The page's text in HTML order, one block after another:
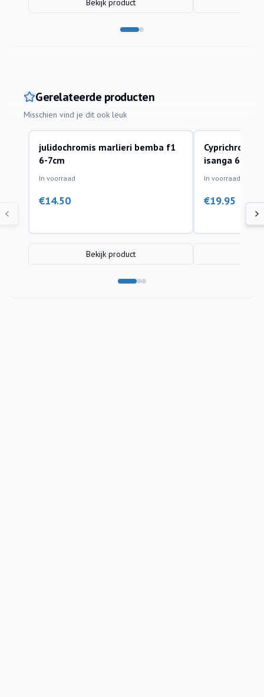
Bekijk product
Gerelateerde producten
Misschien vind je dit ook leuk
aquariumvissen
julidochromis marlieri bemba f1
6-7cm
In voorraad
€14.50
Bekijk product
aquariumvissen
Cyprichromis
isanga 6cm
In voorraad
€19.95